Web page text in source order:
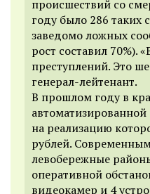
происшествий со
году было 286 таких
заведомо ложных
рост составил 70%).
преступлений. Это
генерал-лейтенант.
В прошлом году в
на реализацию
рублей.
левобережные
оперативной
видеокамер и 4